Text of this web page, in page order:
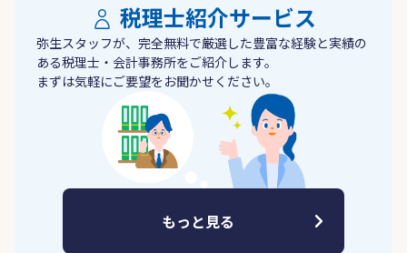
税理士紹介サービス
弥生スタッフが、完全無料で厳選した豊富な経験と実績の
ある税理士・会計事務所をご紹介します。
まずは気軽にご要望をお聞かせください。
もっと見る